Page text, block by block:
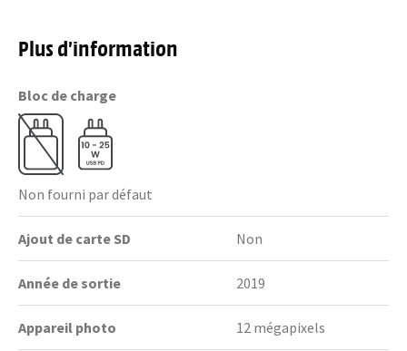
Plus d’information
Bloc de charge
Non fourni par défaut
Ajout de carte SD Non
Année de sortie 2019
Appareil photo 12 mégapixels